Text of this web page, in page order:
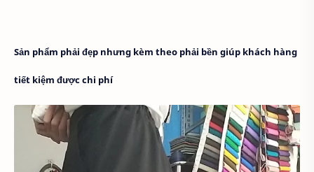
Sản phẩm phải đẹp nhưng kèm theo phải bền giúp khách hàng
tiết kiệm được chi phí